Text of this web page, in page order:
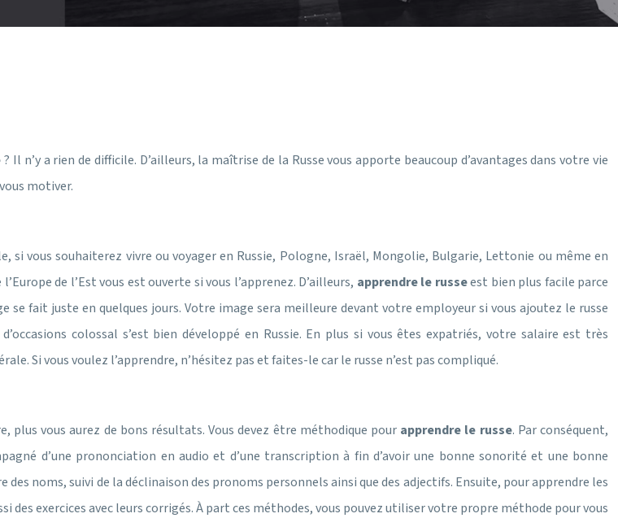
? Il n’y a rien de difficile. D’ailleurs, la maîtrise de la Russe vous apporte beaucoup d’avantages dans votre vie
motiver.
si vous souhaiterez vivre ou voyager en Russie, Pologne, Israël, Mongolie, Bulgarie, Lettonie ou même en
de l’Est vous est ouverte si vous l’apprenez. D’ailleurs, apprendre le russeest bien plus facile parce
se fait juste en quelques jours. Votre image sera meilleure devant votre employeur si vous ajoutez le russe
colossal s’est bien développé en Russie. En plus si vous êtes expatriés, votre salaire est très
Si vous voulez l’apprendre, n’hésitez pas et faites-le car le russe n’est pas compliqué.
plus vous aurez de bons résultats. Vous devez être méthodique pour apprendre le russe. Par conséquent,
d’une prononciation en audio et d’une transcription à fin d’avoir une bonne sonorité et une bonne
noms, suivi de la déclinaison des pronoms personnels ainsi que des adjectifs. Ensuite, pour apprendre les
des exercices avec leurs corrigés. À part ces méthodes, vous pouvez utiliser votre propre méthode pour vous